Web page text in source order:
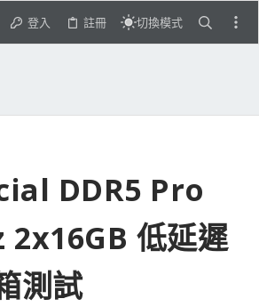
登入 註冊 切換模式
DDR5 Pro
2x16GB 低延遲
測試